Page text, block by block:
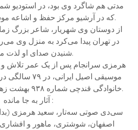
که در آرشیو مرکز حفظ و اشاعه موسیقی موجود است.
از دوستان وی شهریار، شاعر بزرگ
در تهران پیدا می‌کرد به منزل وی
شنیدن صدای او لذت می‌برد.
هرمزی سرانجام پس از یک عمر تلاش
موسیقی اصیل
خانوادگی قندچی شماره ۹۳۸ بهشت زهرا به خاک سپرده شد.
آثار به جا مانده :
سی‌دی صوتی سه‌تار، سعید هرمزی
اصفهان، شوشتری، ماهور و